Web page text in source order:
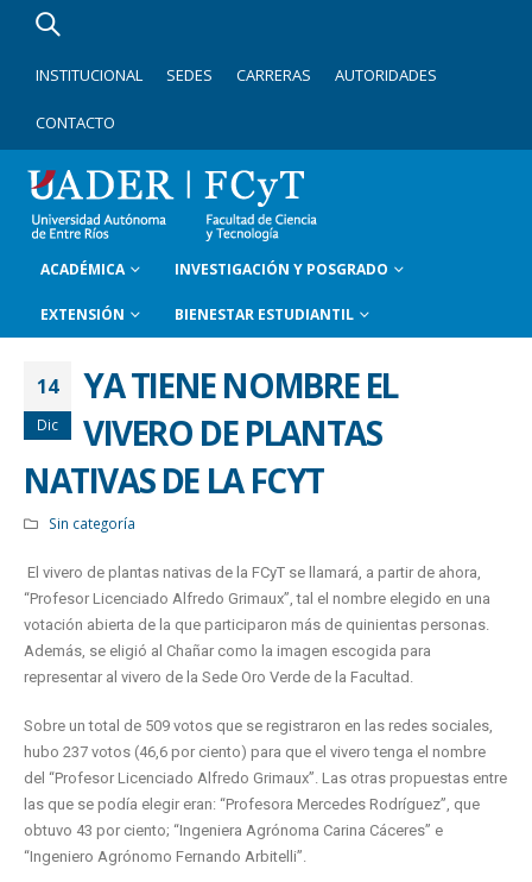
INSTITUCIONAL SEDES CARRERAS AUTORIDADES
CONTACTO
ACADÉMICA INVESTIGACIÓN Y POSGRADO
EXTENSIÓN BIENESTAR ESTUDIANTIL
14
Dic
YA TIENE NOMBRE EL
VIVERO DE PLANTAS
NATIVAS DE LA FCYT
Sin categoría
El vivero de plantas nativas de la FCyT se llamará, a partir de ahora,
“Profesor Licenciado Alfredo Grimaux”, tal el nombre elegido en una
votación abierta de la que participaron más de quinientas personas.
Además, se eligió al Chañar como la imagen escogida para
representar al vivero de la Sede Oro Verde de la Facultad.
Sobre un total de 509 votos que se registraron en las redes sociales,
hubo 237 votos (46,6 por ciento) para que el vivero tenga el nombre
del “Profesor Licenciado Alfredo Grimaux”. Las otras propuestas entre
las que se podía elegir eran: “Profesora Mercedes Rodríguez”, que
obtuvo 43 por ciento; “Ingeniera Agrónoma Carina Cáceres” e
“Ingeniero Agrónomo Fernando Arbitelli”.